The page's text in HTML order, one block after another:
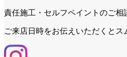
責任施工・セルフペイントのご相
ご来店日時をお伝えいただくとス